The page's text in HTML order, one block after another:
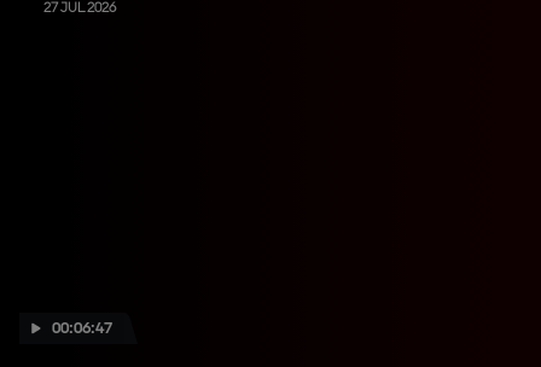
27 JUL 2026
00:06:47